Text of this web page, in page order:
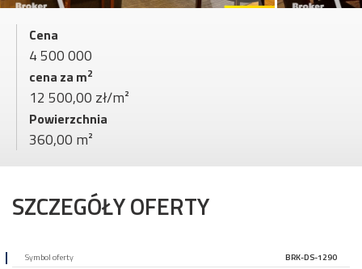
Cena
4 500 000
cena za m2
12 500,00 zł/m²
Powierzchnia
360,00 m²
SZCZEGÓŁY OFERTY
Symbol oferty
BRK-DS-1290